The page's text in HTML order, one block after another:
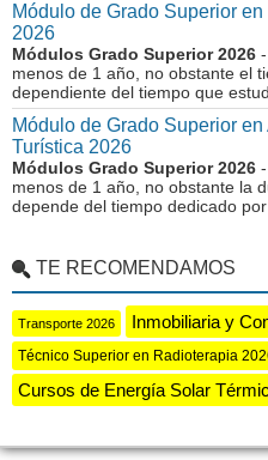
Módulo de Grado Superior
2026
Módulos Grado Superior 2026
menos de 1 año, no obstante el
dependiente del tiempo que
Módulo de Grado Superior
Turística 2026
Módulos Grado Superior 2026
menos de 1 año, no obstante la
depende del tiempo dedicado
TE RECOMENDAMOS
Transporte 2026 Inmobiliaria y
Técnico Superior en Radioterapia
Cursos de Energía Solar